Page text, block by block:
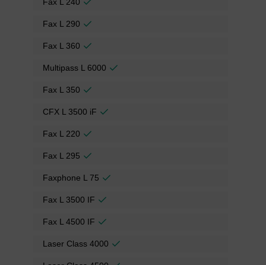
Fax L 290
Fax L 360
Multipass L 6000
Fax L 350
CFX L 3500 iF
Fax L 220
Fax L 295
Faxphone L 75
Fax L 3500 IF
Fax L 4500 IF
Laser Class 4000